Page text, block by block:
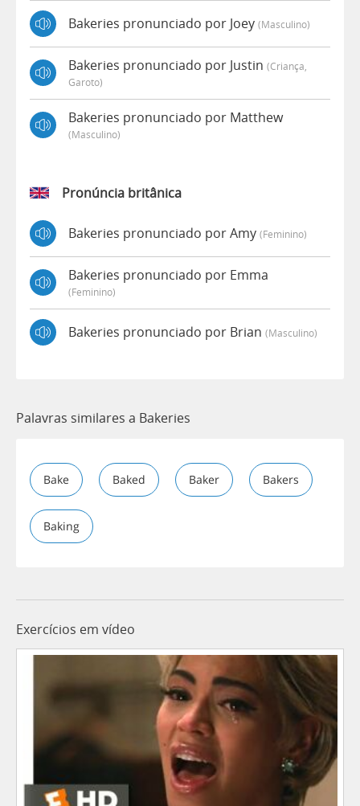
Bakeries pronunciado por Joey (masculino)
Bakeries pronunciado por Justin (criança,
Garoto)
Bakeries pronunciado por Matthew
(masculino)
Pronúncia britânica
Bakeries pronunciado por Amy (feminino)
Bakeries pronunciado por Emma
(feminino)
Bakeries pronunciado por Brian (masculino)
Palavras similares a Bakeries
Bake Baked Baker Bakers
Baking
Exercícios em vídeo